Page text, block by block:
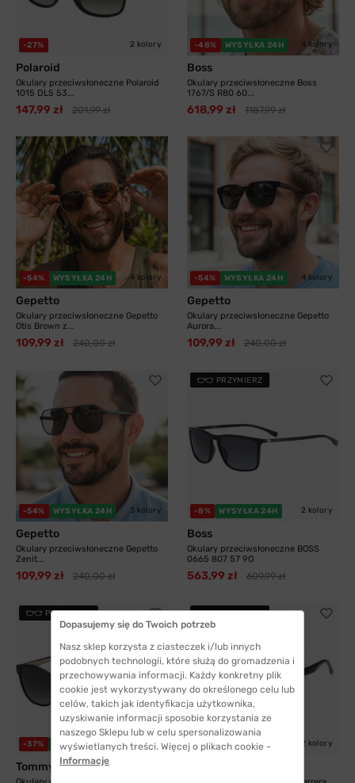
-27% 2 kolory
Polaroid
Okulary przeciwsłoneczne Polaroid
1015 DL5 53...
147,99 zł 201,99 zł
-48% WYSYŁKA 24H 4 kolory
Boss
Okulary przeciwsłoneczne Boss
1767/S R80 60...
618,99 zł 1187,99 zł
-54% WYSYŁKA 24H 4 kolory
Gepetto
Okulary przeciwsłoneczne Gepetto
Otis Brown z...
109,99 zł 240,00 zł
-54% WYSYŁKA 24H 4 kolory
Gepetto
Okulary przeciwsłoneczne Gepetto
Aurora...
109,99 zł 240,00 zł
-54% WYSYŁKA 24H 3 kolory
Gepetto
Okulary przeciwsłoneczne Gepetto
Zenit...
109,99 zł 240,00 zł
PRZYMIERZ
-8% WYSYŁKA 24H 2 kolory
Boss
Okulary przeciwsłoneczne BOSS
0665 807 57 9O
563,99 zł 609,99 zł
PRZYMIERZ
-37% WYSYŁKA 24H 2 kolory
Tommy Hilfiger
PRZYMIERZ
-21% WYSYŁKA 24H 2 kolory
Dopasujemy się do Twoich potrzeb
Nasz sklep korzysta z ciasteczek i/lub innych
podobnych technologii, które służą do gromadzenia i
przechowywania informacji. Każdy konkretny plik
cookie jest wykorzystywany do określonego celu lub
celów, takich jak identyfikacja użytkownika,
uzyskiwanie informacji sposobie korzystania ze
naszego Sklepu lub w celu spersonalizowania
wyświetlanych treści. Więcej o plikach cookie -
Informacje